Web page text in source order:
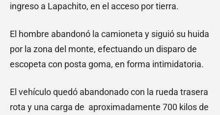
ingreso a Lapachito, en el acceso por tierra.
El hombre abandonó la camioneta y siguió su huida
por la zona del monte, efectuando un disparo de
escopeta con posta goma, en forma intimidatoria.
El vehículo quedó abandonado con la rueda trasera
rota y una carga de aproximadamente 700 kilos de